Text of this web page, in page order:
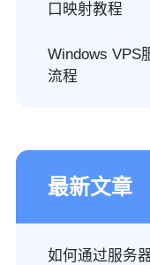
口映射教程
Windows VPS
流程
最新文章
如何通过服务